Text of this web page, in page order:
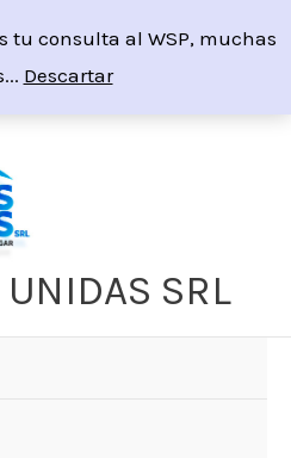
tu consulta al WSP, muchas
Descartar
SRL